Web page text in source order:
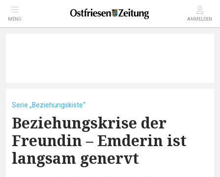
MENÜ ANMELDEN
Serie „Beziehungskiste“
Beziehungskrise der
Freundin – Emderin ist
langsam genervt